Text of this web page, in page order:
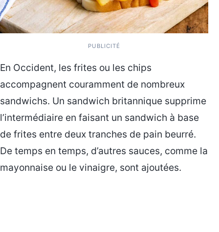
PUBLICITÉ
En Occident, les frites ou les chips
accompagnent couramment de nombreux
sandwichs. Un sandwich britannique supprime
l’intermédiaire en faisant un sandwich à base
de frites entre deux tranches de pain beurré.
De temps en temps, d’autres sauces, comme la
mayonnaise ou le vinaigre, sont ajoutées.